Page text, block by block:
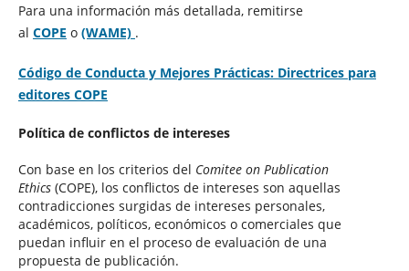
Para una información más detallada, remitirse
al COPE o (WAME) .
Código de Conducta y Mejores Prácticas: Directrices para
editores COPE
Política de conflictos de intereses
Con base en los criterios del Comitee on Publication
Ethics(COPE), los conflictos de intereses son aquellas
contradicciones surgidas de intereses personales,
académicos, políticos, económicos o comerciales que
puedan influir en el proceso de evaluación de una
propuesta de publicación.